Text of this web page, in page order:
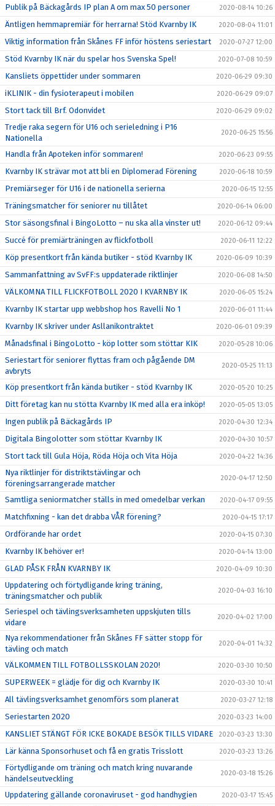
Publik på Bäckagårds IP plan A om max 50 personer 2020-08-14 10:26
Äntligen hemmapremiär för herrarna! Stöd Kvarnby IK 2020-08-04 11:01
Viktig information från Skånes FF inför höstens seriestart 2020-07-27 12:00
Stöd Kvarnby IK när du spelar hos Svenska Spel! 2020-07-08 10:59
Kansliets öppettider under sommaren 2020-06-29 09:30
iKLINIK - din fysioterapeut i mobilen 2020-06-29 09:07
Stort tack till Brf. Odonvidet 2020-06-29 09:02
Tredje raka segern för U16 och serieledning i P16
Nationella
2020-06-25 15:56
Handla från Apoteken inför sommaren! 2020-06-23 09:55
Kvarnby IK strävar mot att bli en Diplomerad Förening 2020-06-18 10:59
Premiärseger för U16 i de nationella serierna 2020-06-15 12:55
Träningsmatcher för seniorer nu tillåtet 2020-06-14 06:00
Stor säsongsfinal i BingoLotto – nu ska alla vinster ut! 2020-06-12 09:44
Succé för premiärträningen av flickfotboll 2020-06-11 12:22
Köp presentkort från kända butiker - stöd Kvarnby IK 2020-06-09 10:39
Sammanfattning av SvFF:s uppdaterade riktlinjer 2020-06-08 14:50
VÄLKOMNA TILL FLICKFOTBOLL 2020 I KVARNBY IK 2020-06-05 15:24
Kvarnby IK startar upp webbshop hos Ravelli No 1 2020-06-01 11:44
Kvarnby IK skriver under Asllanikontraktet 2020-06-01 09:39
Månadsfinal i BingoLotto - köp lotter som stöttar KIK 2020-05-28 10:06
Seriestart för seniorer flyttas fram och pågående DM
avbryts
2020-05-25 11:13
Köp presentkort från kända butiker - stöd Kvarnby IK 2020-05-20 10:25
Ditt företag kan nu stötta Kvarnby IK med alla era inköp! 2020-05-05 13:05
Ingen publik på Bäckagårds IP 2020-04-30 12:34
Digitala Bingolotter som stöttar Kvarnby IK 2020-04-30 10:57
Stort tack till Gula Höja, Röda Höja och Vita Höja 2020-04-22 14:36
Nya riktlinjer för distriktstävlingar och
föreningsarrangerade matcher
2020-04-17 12:50
Samtliga seniormatcher ställs in med omedelbar verkan 2020-04-17 09:55
Matchfixning - kan det drabba VÅR förening? 2020-04-15 17:17
Ordförande har ordet 2020-04-15 07:30
Kvarnby IK behöver er! 2020-04-14 13:00
GLAD PÅSK FRÅN KVARNBY IK 2020-04-09 10:30
Uppdatering och förtydligande kring träning,
träningsmatcher och publik
2020-04-03 16:10
Seriespel och tävlingsverksamheten uppskjuten tills
vidare
2020-04-02 17:00
Nya rekommendationer från Skånes FF sätter stopp för
tävling och match
2020-04-01 14:32
VÄLKOMMEN TILL FOTBOLLSSKOLAN 2020! 2020-03-30 10:50
SUPERWEEK = glädje för dig och Kvarnby IK 2020-03-30 10:41
All tävlingsverksamhet genomförs som planerat 2020-03-27 12:18
Seriestarten 2020 2020-03-23 14:00
KANSLIET STÄNGT FÖR ICKE BOKADE BESÖK TILLS VIDARE 2020-03-23 13:30
Lär känna Sponsorhuset och få en gratis Trisslott 2020-03-23 13:26
Förtydligande om träning och match kring nuvarande
händelseutveckling
2020-03-18 15:26
Uppdatering gällande coronaviruset - god handhygien 2020-03-17 15:45